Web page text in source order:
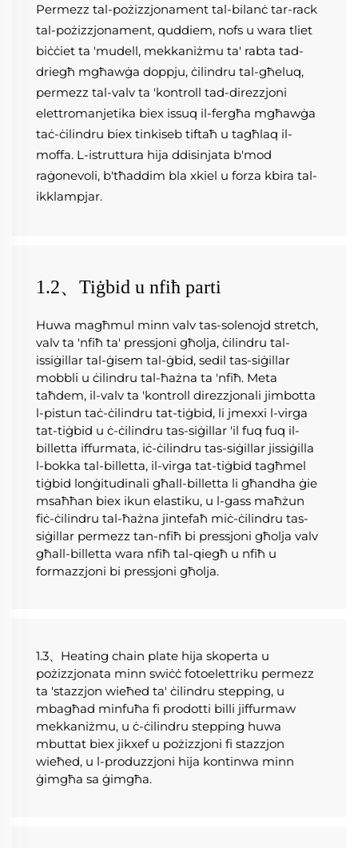
Permezz tal-pożizzjonament tal-bilanċ tar-rack
tal-pożizzjonament, quddiem, nofs u wara tliet
biċċiet ta 'mudell, mekkaniżmu ta' rabta tad-
driegħ mgħawġa doppju, ċilindru tal-għeluq,
permezz tal-valv ta 'kontroll tad-direzzjoni
elettromanjetika biex issuq il-fergħa mgħawġa
taċ-ċilindru biex tinkiseb tiftaħ u tagħlaq il-
moffa. L-istruttura hija ddisinjata b'mod
raġonevoli, b'tħaddim bla xkiel u forza kbira tal-
ikklampjar.
1.2、Tiġbid u nfiħ parti
Huwa magħmul minn valv tas-solenojd stretch,
valv ta 'nfiħ ta' pressjoni għolja, ċilindru tal-
issiġillar tal-ġisem tal-ġbid, sedil tas-siġillar
mobbli u ċilindru tal-ħażna ta 'nfiħ. Meta
taħdem, il-valv ta 'kontroll direzzjonali jimbotta
l-pistun taċ-ċilindru tat-tiġbid, li jmexxi l-virga
tat-tiġbid u ċ-ċilindru tas-siġillar 'il fuq fuq il-
billetta iffurmata, iċ-ċilindru tas-siġillar jissiġilla
l-bokka tal-billetta, il-virga tat-tiġbid tagħmel
tiġbid lonġitudinali għall-billetta li għandha ġie
msaħħan biex ikun elastiku, u l-gass maħżun
fiċ-ċilindru tal-ħażna jintefaħ miċ-ċilindru tas-
siġillar permezz tan-nfiħ bi pressjoni għolja valv
għall-billetta wara nfiħ tal-qiegħ u nfiħ u
formazzjoni bi pressjoni għolja.
1.3、Heating chain plate hija skoperta u
pożizzjonata minn swiċċ fotoelettriku permezz
ta 'stazzjon wieħed ta' ċilindru stepping, u
mbagħad minfuħa fi prodotti billi jiffurmaw
mekkaniżmu, u ċ-ċilindru stepping huwa
mbuttat biex jikxef u pożizzjoni fi stazzjon
wieħed, u l-produzzjoni hija kontinwa minn
ġimgħa sa ġimgħa.